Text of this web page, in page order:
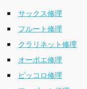
サックス修理
フルート修理
クラリネット修理
オーボエ修理
ピッコロ修理